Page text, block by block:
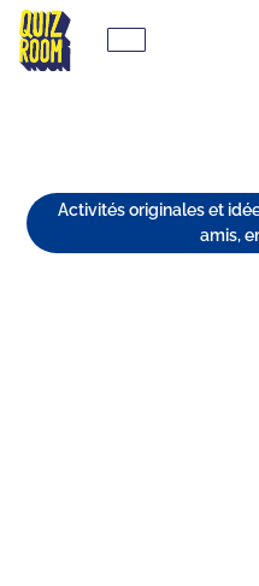
Activités originales et
amis,